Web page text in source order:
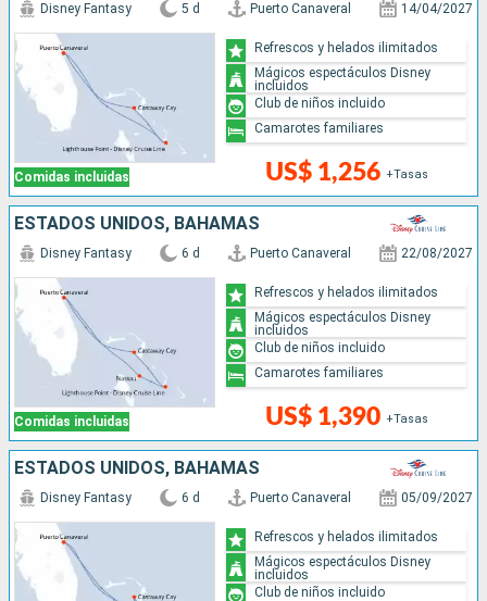
Comidas incluidas
Disney Fantasy 5 d Puerto Canaveral 14/04/2027
US$ 1,256 +Tasas
Refrescos y helados ilimitados
Mágicos espectáculos Disney
incluidos
Club de niños incluido
Camarotes familiares
ESTADOS UNIDOS, BAHAMAS
Comidas incluidas
Disney Fantasy 6 d Puerto Canaveral 22/08/2027
US$ 1,390 +Tasas
Refrescos y helados ilimitados
Mágicos espectáculos Disney
incluidos
Club de niños incluido
Camarotes familiares
ESTADOS UNIDOS, BAHAMAS
Disney Fantasy 6 d Puerto Canaveral 05/09/2027
Refrescos y helados ilimitados
Mágicos espectáculos Disney
incluidos
Club de niños incluido